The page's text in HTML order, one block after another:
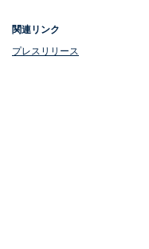
トラップもついている
ですね！
関連リンク
プレスリリース